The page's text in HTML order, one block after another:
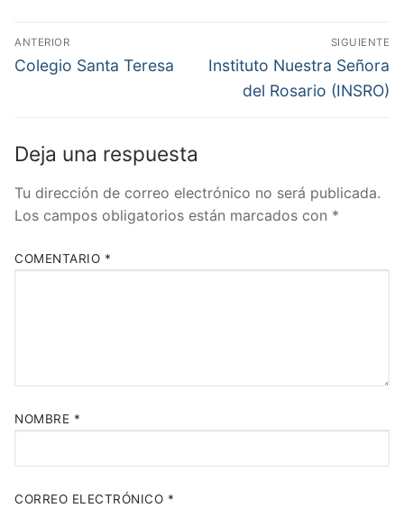
Navegación
de
ANTERIOR
Entrada
Colegio Santa Teresa
SIGUIENTE
Entrada
siguiente:
Instituto Nuestra Señora
del Rosario (INSRO)
Deja una respuesta
Tu dirección de correo electrónico no será publicada.
Los campos obligatorios están marcados con *
COMENTARIO *
NOMBRE *
CORREO ELECTRÓNICO *